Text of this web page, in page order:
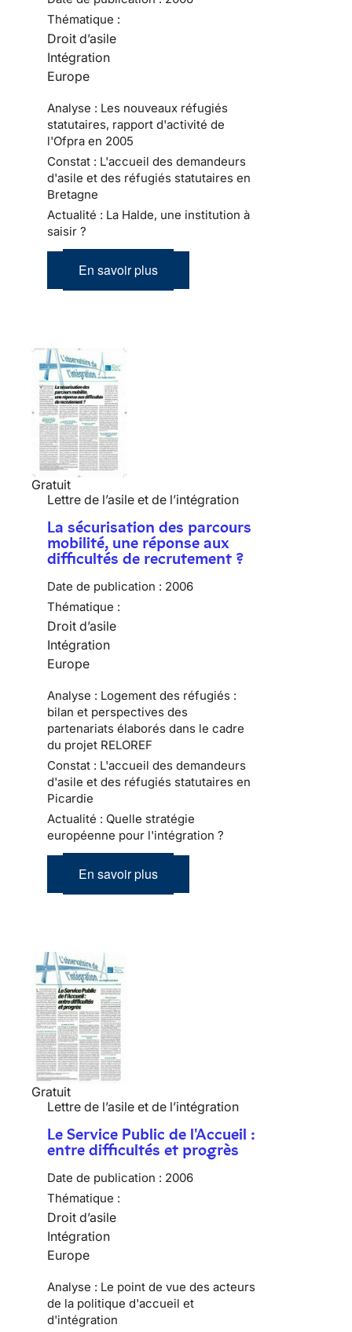
Thématique :
Droit d’asile
Intégration
Europe
Analyse : Les nouveaux réfugiés
statutaires, rapport d'activité de
l'Ofpra en 2005
Constat : L'accueil des demandeurs
d'asile et des réfugiés statutaires en
Bretagne
Actualité : La Halde, une institution à
saisir ?
En savoir plus
Gratuit
Lettre de l’asile et de l’intégration
La sécurisation des parcours
mobilité, une réponse aux
difficultés de recrutement ?
Date de publication : 2006
Thématique :
Droit d’asile
Intégration
Europe
Analyse : Logement des réfugiés :
bilan et perspectives des
partenariats élaborés dans le cadre
du projet RELOREF
Constat : L'accueil des demandeurs
d'asile et des réfugiés statutaires en
Picardie
Actualité : Quelle stratégie
européenne pour l'intégration ?
En savoir plus
Gratuit
Lettre de l’asile et de l’intégration
Le Service Public de l'Accueil :
entre difficultés et progrès
Date de publication : 2006
Thématique :
Droit d’asile
Intégration
Europe
Analyse : Le point de vue des acteurs
de la politique d'accueil et
d'intégration